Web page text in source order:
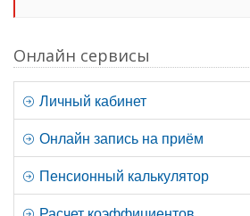
Онлайн сервисы
Личный кабинет
Онлайн запись на приём
Пенсионный калькулятор